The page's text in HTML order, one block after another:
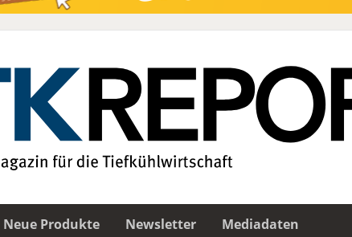
Neue Produkte Newsletter
Mediadaten